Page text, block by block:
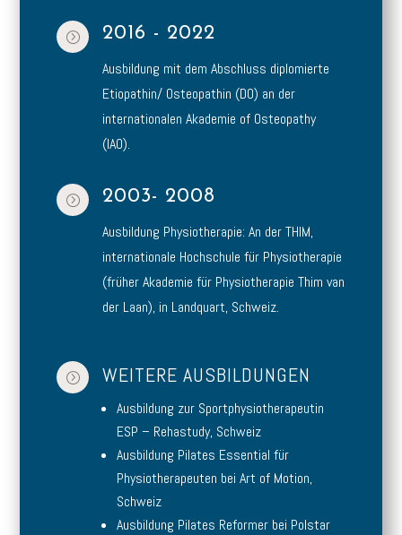
= 2016 - 2022
Ausbildung mit dem Abschluss diplomierte
Etiopathin/ Osteopathin (DO) an der
internationalen Akademie of Osteopathy
(IAO).
= 2003- 2008
Ausbildung Physiotherapie: An der THIM,
internationale Hochschule für Physiotherapie
(früher Akademie für Physiotherapie Thim van
der Laan), in Landquart, Schweiz.
= WEITERE AUSBILDUNGEN
Ausbildung zur Sportphysiotherapeutin
ESP – Rehastudy, Schweiz
Ausbildung Pilates Essential für
Physiotherapeuten bei Art of Motion,
Schweiz
Ausbildung Pilates Reformer bei Polstar